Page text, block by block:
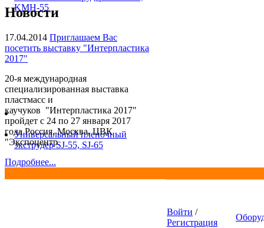
KMH-55
Универсальный пленочный
экструдер SJ-55, SJ-65
Новости
17.04.2014 Приглашаем Вас
посетить выставку "Интерпластика
2017"
20-я международная
специализированная выставка
пластмасс и
каучуков "Интерпластика 2017"
пройдет с 24 по 27 января 2017
года Россия, Москва, ЦВК
"Экспоцентр
Подробнее...
Войти /
Регистрация